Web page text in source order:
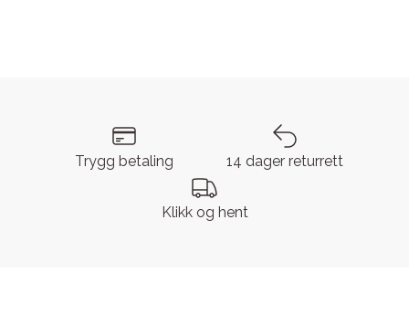
Trygg betaling 14 dager returrett
Klikk og hent